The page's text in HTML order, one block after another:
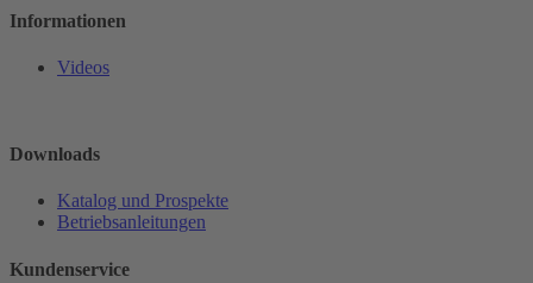
Informationen
Videos
Downloads
Katalog und Prospekte
Betriebsanleitungen
Kundenservice